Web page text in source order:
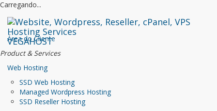
Carregando...
VEGAHOST
Área do Cliente
Product & Services
Web Hosting
SSD Web Hosting
Managed Wordpress Hosting
SSD Reseller Hosting